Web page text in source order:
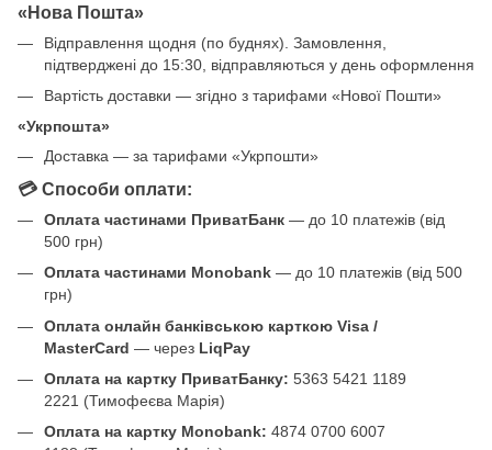
«Нова Пошта»
Відправлення щодня (по буднях). Замовлення,
підтверджені до 15:30, відправляються у день оформлення
Вартість доставки — згідно з тарифами «Нової Пошти»
«Укрпошта»
Доставка — за тарифами «Укрпошти»
💳 Способи оплати:
Оплата частинами ПриватБанк — до 10 платежів (від
500 грн)
Оплата частинами Monobank — до 10 платежів (від 500
грн)
Оплата онлайн банківською карткою Visa /
MasterCard — через LiqPay
Оплата на картку ПриватБанку: 5363 5421 1189
2221 (Тимофеєва Марія)
Оплата на картку Monobank: 4874 0700 6007